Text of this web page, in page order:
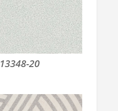
13348-20